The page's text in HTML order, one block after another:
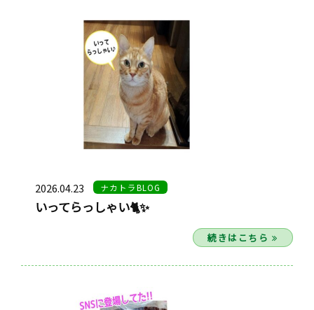
2026.04.23 ナカトラBLOG
いってらっしゃい🐈✨
続きはこちら